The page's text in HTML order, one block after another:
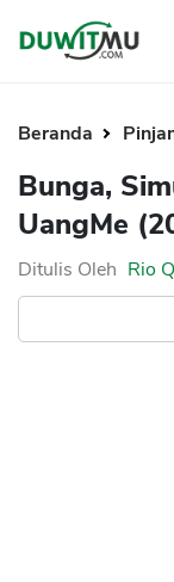
Saham
Bitcoin
Investasi
Pengeluaran
Asuransi
Rencana
Mengelola
Kartu Kredit
KPR
KTA
Pinjaman
Pinjaman
Beranda
Bunga,
UangMe
Ditulis Oleh Rio